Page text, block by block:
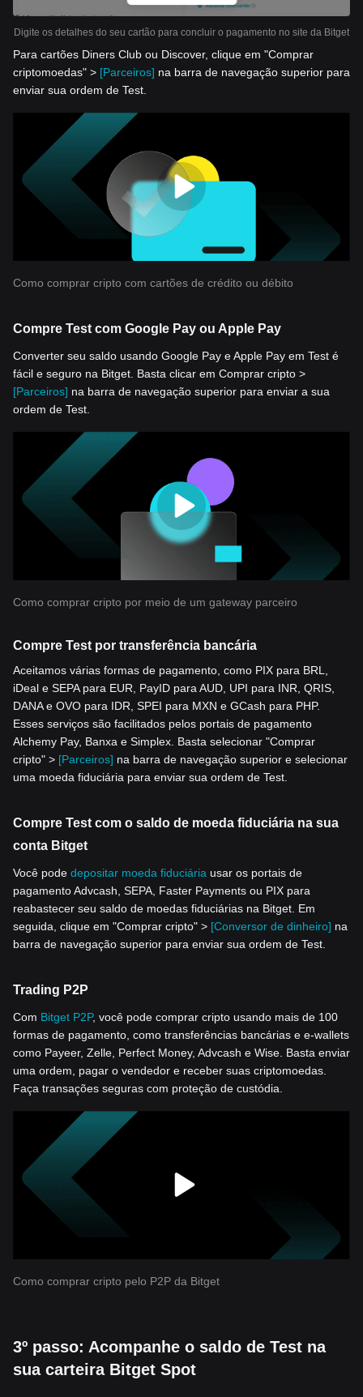
Digite os detalhes do seu cartão para concluir o pagamento no site da Bitget
Para cartões Diners Club ou Discover, clique em "Comprar
criptomoedas" > [Parceiros] na barra de navegação superior para
enviar sua ordem de Test.
Como comprar cripto com cartões de crédito ou débito
Compre Test com Google Pay ou Apple Pay
Converter seu saldo usando Google Pay e Apple Pay em Test é
fácil e seguro na Bitget. Basta clicar em Comprar cripto >
[Parceiros] na barra de navegação superior para enviar a sua
ordem de Test.
Como comprar cripto por meio de um gateway parceiro
Compre Test por transferência bancária
Aceitamos várias formas de pagamento, como PIX para BRL,
iDeal e SEPA para EUR, PayID para AUD, UPI para INR, QRIS,
DANA e OVO para IDR, SPEI para MXN e GCash para PHP.
Esses serviços são facilitados pelos portais de pagamento
Alchemy Pay, Banxa e Simplex. Basta selecionar "Comprar
cripto" > [Parceiros] na barra de navegação superior e selecionar
uma moeda fiduciária para enviar sua ordem de Test.
Compre Test com o saldo de moeda fiduciária na sua
conta Bitget
Você pode depositar moeda fiduciária usar os portais de
pagamento Advcash, SEPA, Faster Payments ou PIX para
reabastecer seu saldo de moedas fiduciárias na Bitget. Em
seguida, clique em "Comprar cripto" > [Conversor de dinheiro] na
barra de navegação superior para enviar sua ordem de Test.
Trading P2P
Com Bitget P2P, você pode comprar cripto usando mais de 100
formas de pagamento, como transferências bancárias e e-wallets
como Payeer, Zelle, Perfect Money, Advcash e Wise. Basta enviar
uma ordem, pagar o vendedor e receber suas criptomoedas.
Faça transações seguras com proteção de custódia.
Como comprar cripto pelo P2P da Bitget
3º passo: Acompanhe o saldo de Test na
sua carteira Bitget Spot